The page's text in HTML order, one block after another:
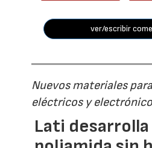
ver/escribir
Nuevos materiales
eléctricos y
Lati desarrolla